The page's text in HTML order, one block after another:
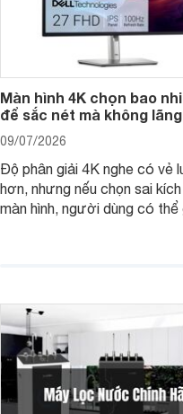
Màn hình 4K chọn bao
để sắc nét mà không
09/07/2026
Độ phân giải 4K nghe có vẻ
hơn, nhưng nếu chọn sai
màn hình, người dùng có thể